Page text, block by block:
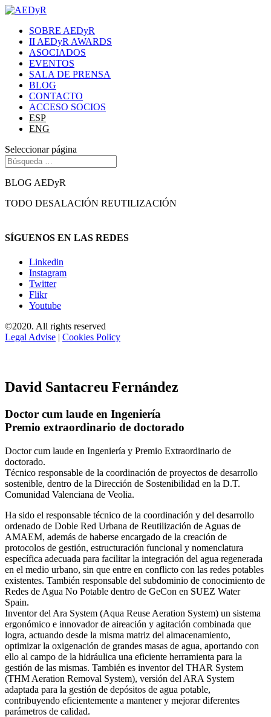
SOBRE AEDyR
II AEDyR AWARDS
ASOCIADOS
EVENTOS
SALA DE PRENSA
BLOG
CONTACTO
ACCESO SOCIOS
ESP
ENG
Seleccionar página
BLOG AEDyR
TODO DESALACIÓN REUTILIZACIÓN
SÍGUENOS EN LAS REDES
Linkedin
Instagram
Twitter
Flikr
Youtube
©2020. All rights reserved
Legal Advise | Cookies Policy
David Santacreu Fernández
Doctor cum laude en Ingeniería
Premio extraordinario de doctorado
Doctor cum laude en Ingeniería y Premio Extraordinario de
doctorado.
Técnico responsable de la coordinación de proyectos de desarrollo
sostenible, dentro de la Dirección de Sostenibilidad en la D.T.
Comunidad Valenciana de Veolia.
Ha sido el responsable técnico de la coordinación y del desarrollo
ordenado de Doble Red Urbana de Reutilización de Aguas de
AMAEM, además de haberse encargado de la creación de
protocolos de gestión, estructuración funcional y nomenclatura
específica adecuada para facilitar la integración del agua regenerada
en el medio urbano, sin que entre en conflicto con las redes potables
existentes. También responsable del subdominio de conocimiento de
Redes de Agua No Potable dentro de GeCon en SUEZ Water
Spain.
Inventor del Ara System (Aqua Reuse Aeration System) un sistema
ergonómico e innovador de aireación y agitación combinada que
logra, actuando desde la misma matriz del almacenamiento,
optimizar la oxigenación de grandes masas de agua, aportando con
ello al campo de la hidráulica una eficiente herramienta para la
gestión de las mismas. También es inventor del THAR System
(THM Aeration Removal System), versión del ARA System
adaptada para la gestión de depósitos de agua potable,
contribuyendo eficientemente a mantener y mejorar diferentes
parámetros de calidad.